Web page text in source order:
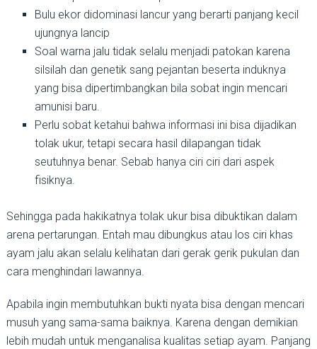
Bulu ekor didominasi lancur yang berarti panjang kecil
ujungnya lancip
Soal warna jalu tidak selalu menjadi patokan karena
silsilah dan genetik sang pejantan beserta induknya
yang bisa dipertimbangkan bila sobat ingin mencari
amunisi baru.
Perlu sobat ketahui bahwa informasi ini bisa dijadikan
tolak ukur, tetapi secara hasil dilapangan tidak
seutuhnya benar. Sebab hanya ciri ciri dari aspek
fisiknya.
Sehingga pada hakikatnya tolak ukur bisa dibuktikan dalam
arena pertarungan. Entah mau dibungkus atau los ciri khas
ayam jalu akan selalu kelihatan dari gerak gerik pukulan dan
cara menghindari lawannya.
Apabila ingin membutuhkan bukti nyata bisa dengan mencari
musuh yang sama-sama baiknya. Karena dengan demikian
lebih mudah untuk menganalisa kualitas setiap ayam. Panjang